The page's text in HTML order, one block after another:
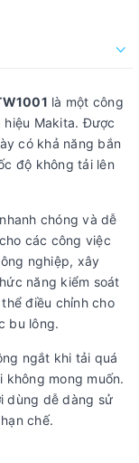
là một công
Makita. Được
có khả năng bắn
độ không tải lên
chóng và dễ
các công việc
nghiệp, xây
năng kiểm soát
điều chỉnh cho
bu lông.
ngắt khi tải quá
mong muốn.
dùng dễ dàng sử
chế.